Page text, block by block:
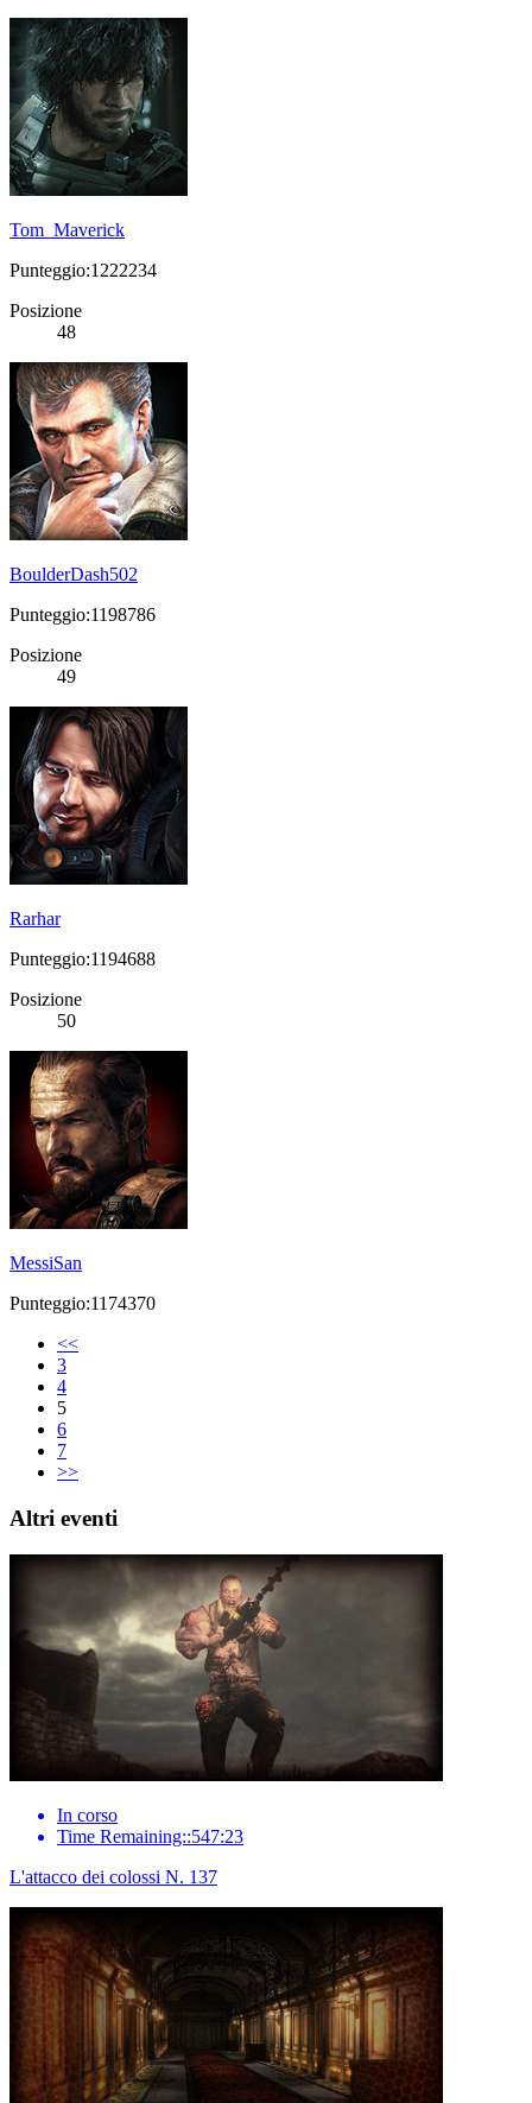
Tom_Maverick
Punteggio:1222234
Posizione
48
BoulderDash502
Punteggio:1198786
Posizione
49
Rarhar
Punteggio:1194688
Posizione
50
MessiSan
Punteggio:1174370
<<
3
4
5
6
7
>>
Altri eventi
In corso
Time Remaining::547:23
L'attacco dei colossi N. 137